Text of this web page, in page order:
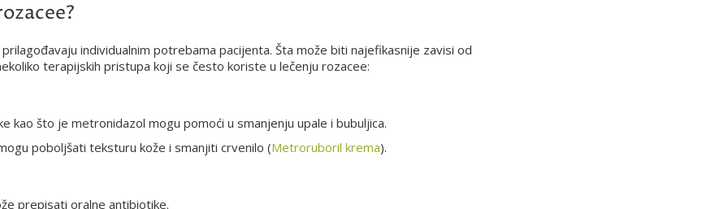
individualnim potrebama pacijenta. Šta može biti najefikasnije zavisi od
terapijskih pristupa koji se često koriste u lečenju rozacee:
kao što je metronidazol mogu pomoći u smanjenju upale i bubuljica.
poboljšati teksturu kože i smanjiti crvenilo (Metroruboril krema).
prepisati oralne antibiotike.